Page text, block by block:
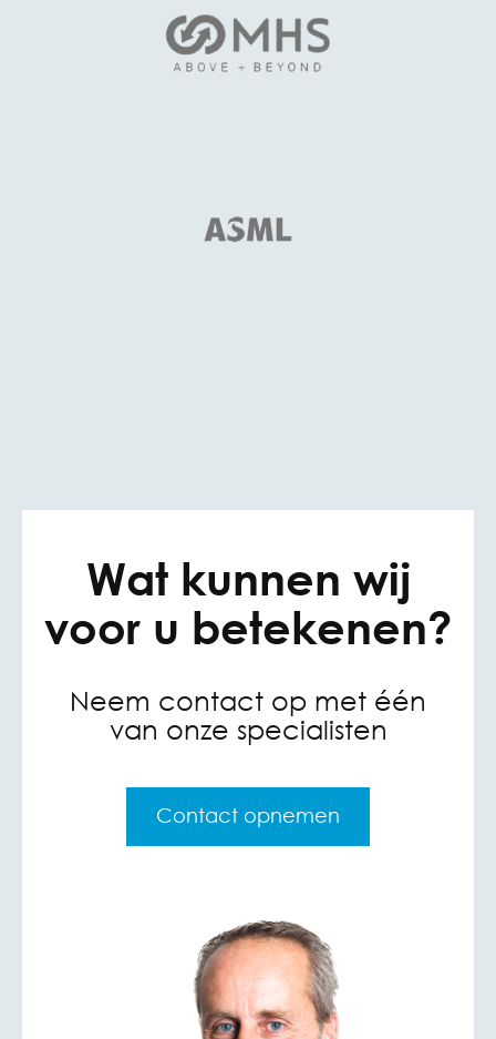
Wat kunnen wij
voor u betekenen?
Neem contact op met één
van onze specialisten
Contact opnemen